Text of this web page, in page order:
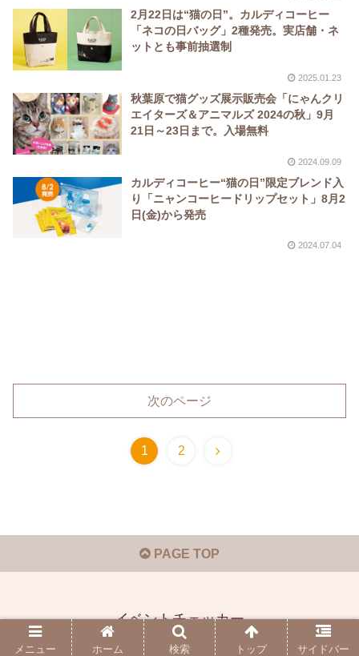
2月22日は“猫の日”。カルディコーヒー
「ネコの日バッグ」2種発売。実店舗・ネ
ットとも事前抽選制
2025.01.23
秋葉原で猫グッズ展示販売会「にゃんクリ
エイターズ＆アニマルズ 2024の秋」9月
21日～23日まで。入場無料
2024.09.09
カルディコーヒー“猫の日”限定ブレンド入
り「ニャンコーヒードリップセット」8月2
日(金)から発売
2024.07.04
次のページ
1 2
PAGE TOP
イベントチェッカー
© 2019-2026 イベントチェッカー.
メニュー ホーム 検索 トップ サイドバー